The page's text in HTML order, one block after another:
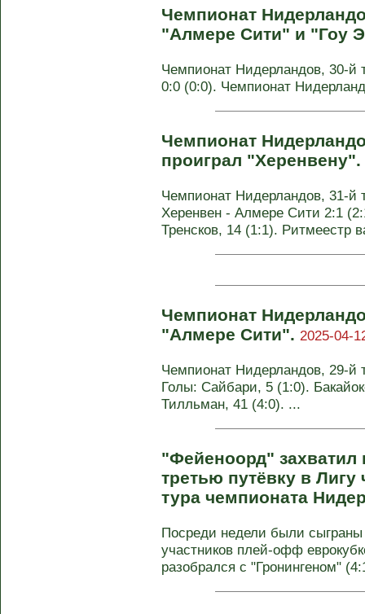
Чемпионат
"Алмере Сити" и "Гоу
Чемпионат Нидерландов, 30-
0:0 (0:0). Чемпионат
Чемпионат
проиграл "Херенвену".
Чемпионат Нидерландов, 31-й
Херенвен - Алмере Сити 2:1
Тренсков, 14 (1:1). Ритмеестр
Чемпионат
"Алмере Сити". 2025-04-
Чемпионат Нидерландов, 29-
Голы: Сайбари, 5 (1:0).
Тилльман, 41 (4:0). ...
"Фейеноорд" захватил
третью путёвку в
тура чемпионата
Посреди недели были
участников плей-офф
разобрался с "Гронингеном"